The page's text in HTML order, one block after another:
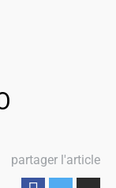
partager l'article